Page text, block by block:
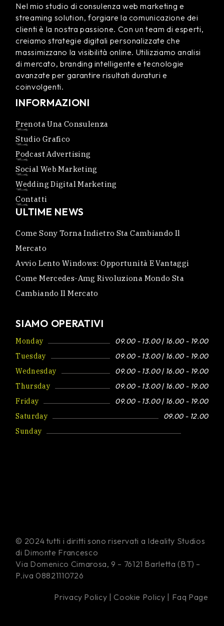
Nel mio studio di consulenza web marketing e
streaming solution, forgiare la comunicazione dei
clienti è la nostra passione. Con un team di esperti,
creiamo strategie digitali personalizzate che
massimizzano la visibilità online. Utilizziamo analisi
di mercato, branding intelligente e tecnologie
avanzate per garantire risultati duraturi e
coinvolgenti.
INFORMAZIONI
Prenota Una Consulenza
Studio Grafico
Podcast Advertising
Social Web Marketing
Wedding Digital Marketing
Contatti
ULTIME NEWS
Come Sony Torna Indietro Sta Cambiando Il
Mercato
Avvio Lento Windows: Opportunità E Vantaggi
Come Mercedes-Amg Rivoluziona Mondo Sta
Cambiando Il Mercato
SIAMO OPERATIVI
Monday
09.00 - 13.00 | 16.00 - 19.00
Tuesday
09.00 - 13.00 | 16.00 - 19.00
Wednesday
09.00 - 13.00 | 16.00 - 19.00
Thursday
09.00 - 13.00 | 16.00 - 19.00
Friday
09.00 - 13.00 | 16.00 - 19.00
Saturday
09.00 - 12.00
Sunday
© 2024 tutti i diritti sono riservati a Ideality Studios
di Dimonte Francesco
Via Domenico Cimarosa, 9 – 76121 Barletta (BT) –
P.iva 08821110726
Privacy Policy | Cookie Policy | Faq Page